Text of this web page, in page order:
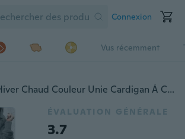
Connexion
Vus récemment
Mode féminine Hiver Chaud Couleur Unie Cardigan À Capuche Manteaux À Manches Longues Chandails Tricotés Vestes Lâche Fausse Fourrure Cardigan Manteau Veste À Capuche Outwear Manteau
ÉVALUATION GÉNÉRALE
3.7